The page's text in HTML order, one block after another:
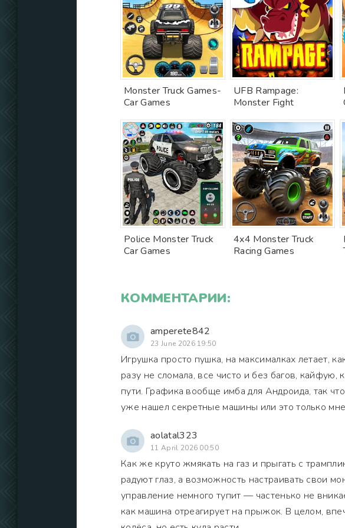
Monster Truck Games-
Car Games
UFB Rampage:
Monster Fight
Police Monster Truck
Car Games
4x4 Monster Truck
Racing Games
КОММЕНТАРИИ:
amperete842
23 June 2026 19:50
Игрушка просто пушка, на максималках летает,
разу не сломала, все чисто и без багов,
пути. Графика вообще имба для Андроида, так
уже нашел секретные машины или это только
aolatal323
11 April 2026 00:50
Как же круто жмякать на газ и прыгать с
радуют глаз, а возможность настраивать свои
управление немного тупит — частенько не
как машина отреагирует на прыжок. В целом,